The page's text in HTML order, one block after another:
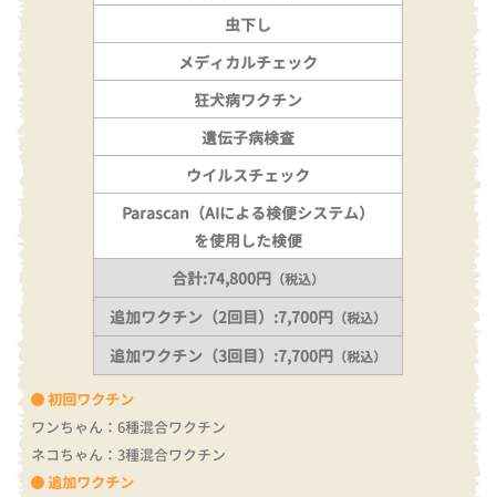
初回ワクチン
ワンちゃん：6種混合ワクチン
ネコちゃん：3種混合ワクチン
追加ワクチン
虫下し
メディカルチェック
狂犬病ワクチン
遺伝子病検査
ウイルスチェック
Parascan（AIによる検便システム）
を使用した検便
合計:74,800円 （税込）
追加ワクチン（2回目）:7,700円 （税込）
追加ワクチン（3回目）:7,700円 （税込）